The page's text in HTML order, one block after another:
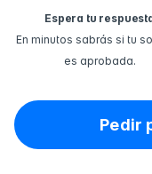
Espera tu
En minutos sabrás si tu
es aprobada.
Pedir